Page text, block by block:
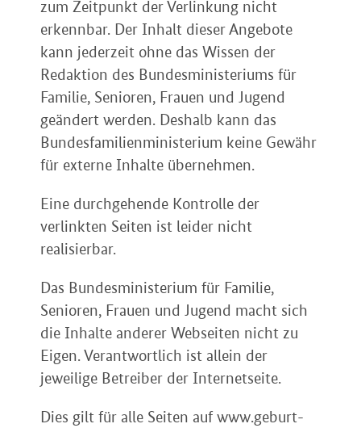
zum Zeitpunkt der Verlinkung nicht
erkennbar. Der Inhalt dieser Angebote
kann jederzeit ohne das Wissen der
Redaktion des Bundesministeriums für
Familie, Senioren, Frauen und Jugend
geändert werden. Deshalb kann das
Bundesfamilienministerium keine Gewähr
für externe Inhalte übernehmen.
Eine durchgehende Kontrolle der
verlinkten Seiten ist leider nicht
realisierbar.
Das Bundesministerium für Familie,
Senioren, Frauen und Jugend macht sich
die Inhalte anderer Webseiten nicht zu
Eigen. Verantwortlich ist allein der
jeweilige Betreiber der Internetseite.
Dies gilt für alle Seiten auf www.geburt-